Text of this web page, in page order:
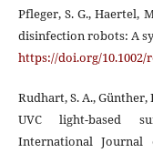
Pfleger, S. G., Haertel,
disinfection robots: A
https://doi.org/10.1002/
Rudhart, S. A., Günther,
UVC light-based
International Journal